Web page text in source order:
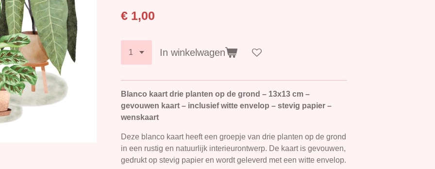
€ 1,00
In winkelwagen
Blanco kaart drie planten op de grond – 13x13 cm –
gevouwen kaart – inclusief witte envelop – stevig papier –
wenskaart
Deze blanco kaart heeft een groepje van drie planten op de grond
in een rustig en natuurlijk interieurontwerp. De kaart is gevouwen,
gedrukt op stevig papier en wordt geleverd met een witte envelop.